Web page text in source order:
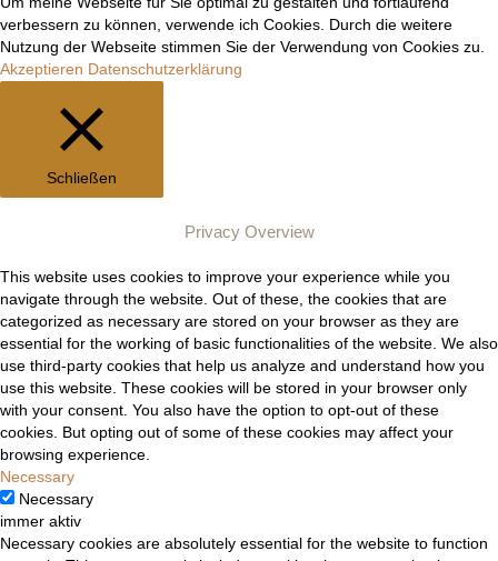
verbessern zu können, verwende ich Cookies. Durch die weitere
Nutzung der Webseite stimmen Sie der Verwendung von Cookies zu.
Akzeptieren Datenschutzerklärung
Schließen
Privacy Overview
This website uses cookies to improve your experience while you
navigate through the website. Out of these, the cookies that are
categorized as necessary are stored on your browser as they are
essential for the working of basic functionalities of the website. We also
use third-party cookies that help us analyze and understand how you
use this website. These cookies will be stored in your browser only
with your consent. You also have the option to opt-out of these
cookies. But opting out of some of these cookies may affect your
browsing experience.
Necessary
Necessary
immer aktiv
Necessary cookies are absolutely essential for the website to function